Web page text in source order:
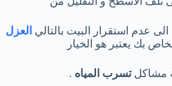
عدم استقرار البيت بالتالي العزل
بك يعتبر هو الخيار
مشاكل تسرب المياه .